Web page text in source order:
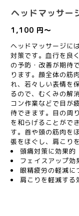
ヘッドマッサー
1,100 円～
ヘッドマッサージに
対策です。血行を良
の予防・改善が期待
ります。顔全体の筋
れ、若々しい表情を
るので、むくみの解
コン作業などで目が
待できます。目の周
を和らげることがで
す。首や頭の筋肉を
張をほぐし、肩こり
頭痛対策に効果的
フェイスアップ効
眼精疲労の軽減に
肩こりを軽減する